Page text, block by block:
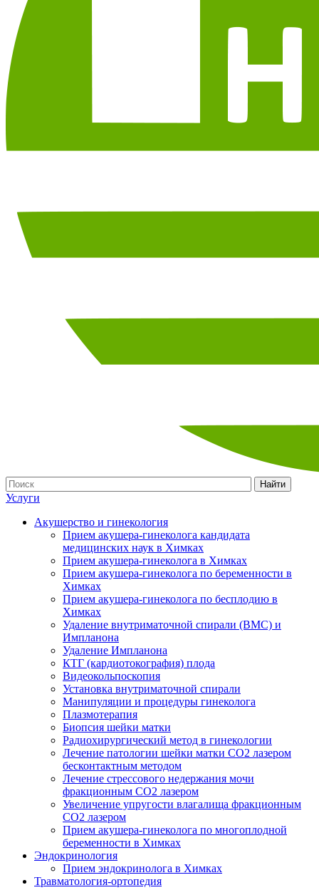
Найти
Услуги
Акушерство и гинекология
Прием акушера-гинеколога кандидата
медицинских наук в Химках
Прием акушера-гинеколога в Химках
Прием акушера-гинеколога по беременности в
Химках
Прием акушера-гинеколога по бесплодию в
Химках
Удаление внутриматочной спирали (ВМС) и
Импланона
Удаление Импланона
КТГ (кардиотокография) плода
Видеокольпоскопия
Установка внутриматочной спирали
Манипуляции и процедуры гинеколога
Плазмотерапия
Биопсия шейки матки
Радиохирургический метод в гинекологии
Лечение патологии шейки матки CO2 лазером
бесконтактным методом
Лечение стрессового недержания мочи
фракционным CO2 лазером
Увеличение упругости влагалища фракционным
CO2 лазером
Прием акушера-гинеколога по многоплодной
беременности в Химках
Эндокринология
Прием эндокринолога в Химках
Травматология-ортопедия